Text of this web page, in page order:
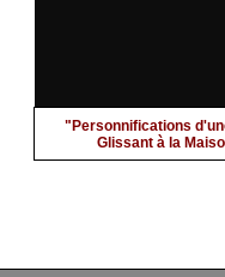
"Personnifications
Glissant à la